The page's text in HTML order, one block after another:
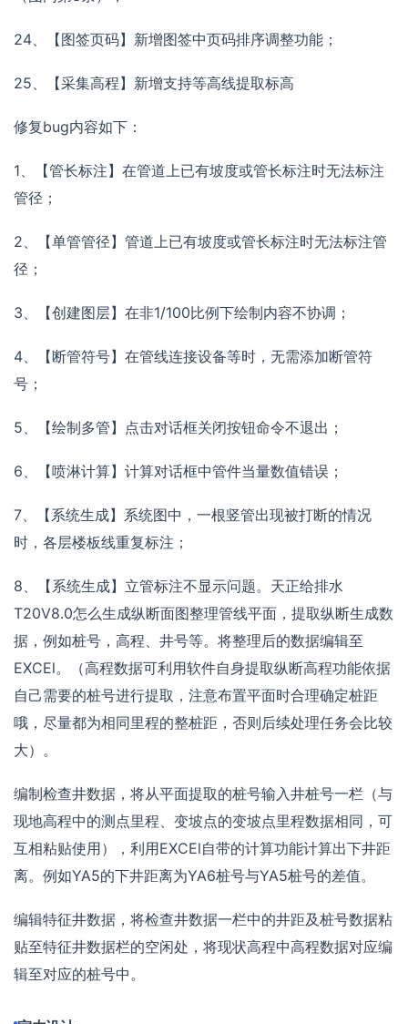
24、【图签页码】新增图签中页码排序调整功能；
25、【采集高程】新增支持等高线提取标高
修复bug内容如下：
1、【管长标注】在管道上已有坡度或管长标注时无法标注
管径；
2、【单管管径】管道上已有坡度或管长标注时无法标注管
径；
3、【创建图层】在非1/100比例下绘制内容不协调；
4、【断管符号】在管线连接设备等时，无需添加断管符
号；
5、【绘制多管】点击对话框关闭按钮命令不退出；
6、【喷淋计算】计算对话框中管件当量数值错误；
7、【系统生成】系统图中，一根竖管出现被打断的情况
时，各层楼板线重复标注；
8、【系统生成】立管标注不显示问题。天正给排水
T20V8.0怎么生成纵断面图整理管线平面，提取纵断生成数
据，例如桩号，高程、井号等。将整理后的数据编辑至
EXCEl。（高程数据可利用软件自身提取纵断高程功能依据
自己需要的桩号进行提取，注意布置平面时合理确定桩距
哦，尽量都为相同里程的整桩距，否则后续处理任务会比较
大）。
编制检查井数据，将从平面提取的桩号输入井桩号一栏（与
现地高程中的测点里程、变坡点的变坡点里程数据相同，可
互相粘贴使用），利用EXCEl自带的计算功能计算出下井距
离。例如YA5的下井距离为YA6桩号与YA5桩号的差值。
编辑特征井数据，将检查井数据一栏中的井距及桩号数据粘
贴至特征井数据栏的空闲处，将现状高程中高程数据对应编
辑至对应的桩号中。